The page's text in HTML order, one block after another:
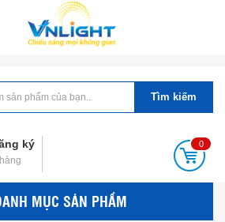
Tìm kiếm
ký 0
MỤC SẢN PHẨM